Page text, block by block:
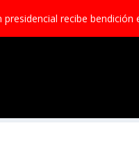
presidencial recibe bendición